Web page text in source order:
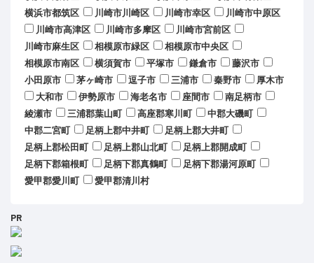
横浜市都筑区
川崎市川崎区 川崎市幸区
川崎市中原区
川崎市高津区
川崎市多摩区
川崎市宮前区
川崎市麻生区
相模原市緑区
相模原市中央区
相模原市南区
横須賀市 平塚市 鎌倉市
藤沢市
小田原市
茅ヶ崎市 逗子市 三浦市 秦野市
厚木市
大和市
伊勢原市 海老名市 座間市
南足柄市
綾瀬市
三浦郡葉山町 高座郡寒川町
中郡大磯町
中郡二宮町
足柄上郡中井町
足柄上郡大井町
足柄上郡松田町
足柄上郡山北町
足柄上郡開成町
足柄下郡箱根町
足柄下郡真鶴町
足柄下郡湯河原町
愛甲郡愛川町
愛甲郡清川村
PR